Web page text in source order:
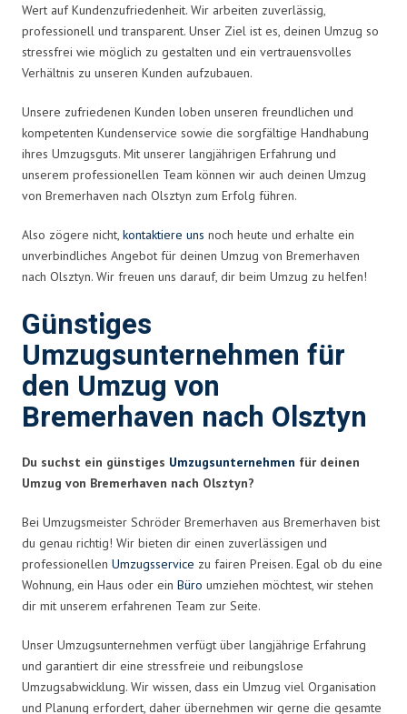
Wert auf Kundenzufriedenheit. Wir arbeiten zuverlässig,
professionell und transparent. Unser Ziel ist es, deinen Umzug so
stressfrei wie möglich zu gestalten und ein vertrauensvolles
Verhältnis zu unseren Kunden aufzubauen.
Unsere zufriedenen Kunden loben unseren freundlichen und
kompetenten Kundenservice sowie die sorgfältige Handhabung
ihres Umzugsguts. Mit unserer langjährigen Erfahrung und
unserem professionellen Team können wir auch deinen Umzug
von Bremerhaven nach Olsztyn zum Erfolg führen.
Also zögere nicht, kontaktiere uns noch heute und erhalte ein
unverbindliches Angebot für deinen Umzug von Bremerhaven
nach Olsztyn. Wir freuen uns darauf, dir beim Umzug zu helfen!
Günstiges
Umzugsunternehmen für
den Umzug von
Bremerhaven nach Olsztyn
Du suchst ein günstiges Umzugsunternehmen für deinen
Umzug von Bremerhaven nach Olsztyn?
Bei Umzugsmeister Schröder Bremerhaven aus Bremerhaven bist
du genau richtig! Wir bieten dir einen zuverlässigen und
professionellen Umzugsservice zu fairen Preisen. Egal ob du eine
Wohnung, ein Haus oder ein Büro umziehen möchtest, wir stehen
dir mit unserem erfahrenen Team zur Seite.
Unser Umzugsunternehmen verfügt über langjährige Erfahrung
und garantiert dir eine stressfreie und reibungslose
Umzugsabwicklung. Wir wissen, dass ein Umzug viel Organisation
und Planung erfordert, daher übernehmen wir gerne die gesamte